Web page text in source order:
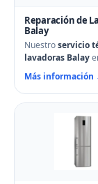
Reparación de
Balay
Nuestroservicio
lavadoras Balay
de Barrameda
cualquier avería:
de centrifugado,
en el arranque o
especializados
originales Balay y
el mismo día.
Más información